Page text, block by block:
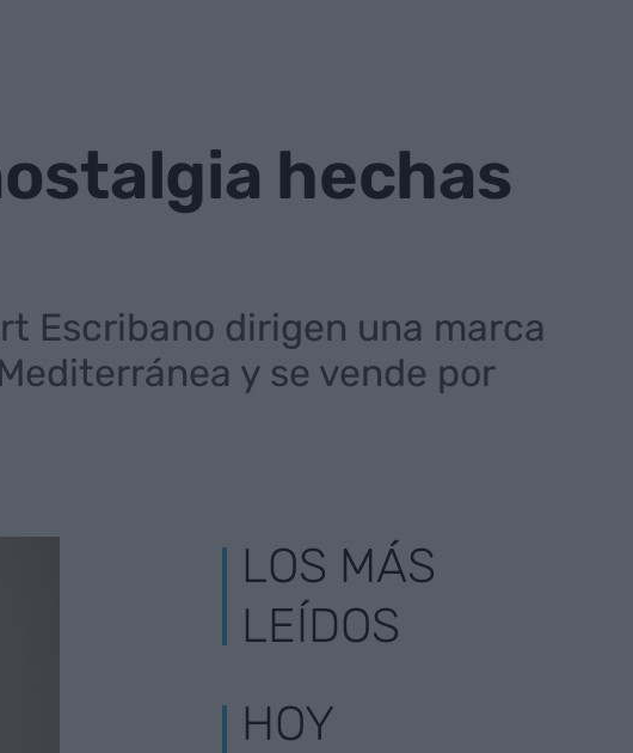
hechas
Escribano dirigen una marca
y se vende por
LOS MÁS
LEÍDOS
HOY